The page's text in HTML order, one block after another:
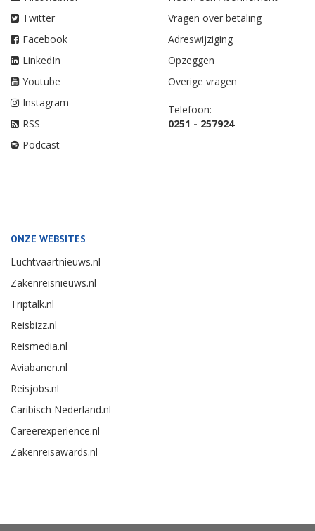
Twitter
Facebook
LinkedIn
Youtube
Instagram
RSS
Podcast
Vragen over betaling
Adreswijziging
Opzeggen
Overige vragen
Telefoon:
0251 - 257924
ONZE WEBSITES
Luchtvaartnieuws.nl
Zakenreisnieuws.nl
Triptalk.nl
Reisbizz.nl
Reismedia.nl
Aviabanen.nl
Reisjobs.nl
Caribisch Nederland.nl
Careerexperience.nl
Zakenreisawards.nl